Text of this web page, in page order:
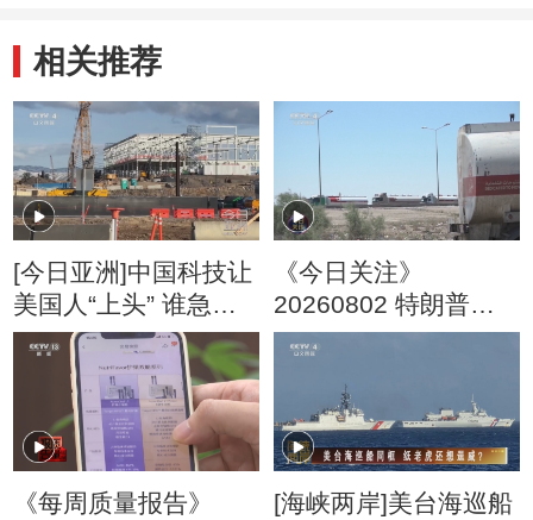
相关推荐
[今日亚洲]中国科技让
美国人“上头” 谁急
了？
《今日关注》
20260802 特朗普叫
停“最大规模”打击 伊
《每周质量报告》
[海峡两岸]美台海巡船